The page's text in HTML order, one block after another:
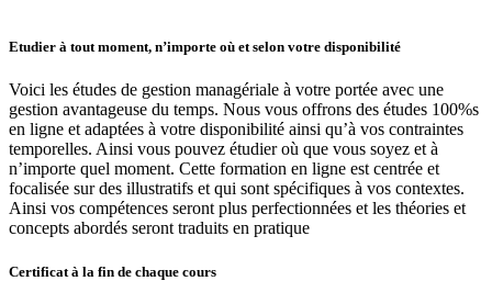
Etudier à tout moment, n’importe où et selon votre disponibilité
Voici les études de gestion managériale à votre portée avec une
gestion avantageuse du temps. Nous vous offrons des études 100%s
en ligne et adaptées à votre disponibilité ainsi qu’à vos contraintes
temporelles. Ainsi vous pouvez étudier où que vous soyez et à
n’importe quel moment. Cette formation en ligne est centrée et
focalisée sur des illustratifs et qui sont spécifiques à vos contextes.
Ainsi vos compétences seront plus perfectionnées et les théories et
concepts abordés seront traduits en pratique
Certificat à la fin de chaque cours